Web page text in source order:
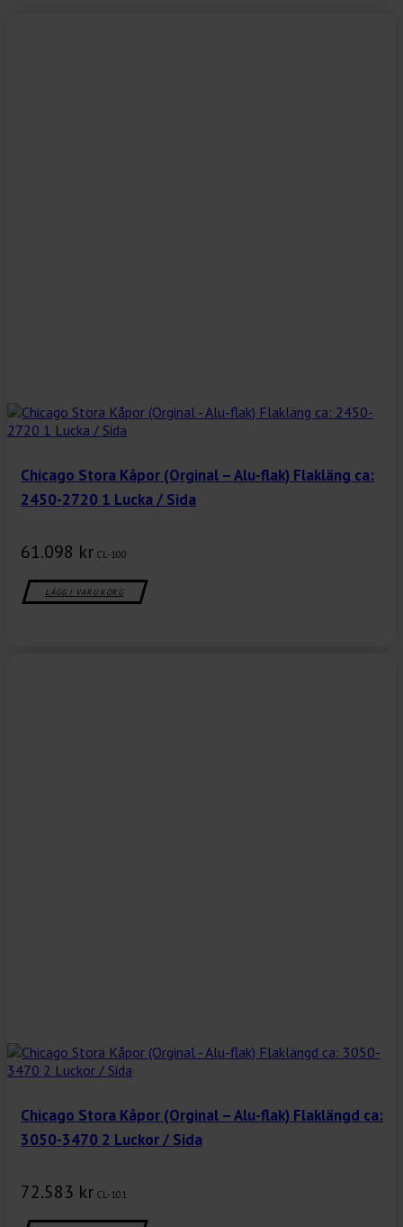
Chicago Stora Kåpor (Orginal – Alu-flak) Flakläng ca:
2450-2720 1 Lucka / Sida
61.098 kr CL-100
LÄGG I VARUKORG
Chicago Stora Kåpor (Orginal – Alu-flak) Flaklängd ca:
3050-3470 2 Luckor / Sida
72.583 kr CL-101